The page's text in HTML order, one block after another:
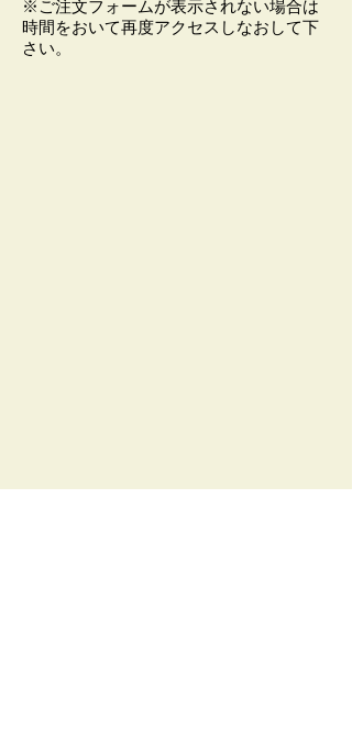
​※ご注文フォームが表示されない場合は
時間をおいて再度アクセスしなおして下
さい。